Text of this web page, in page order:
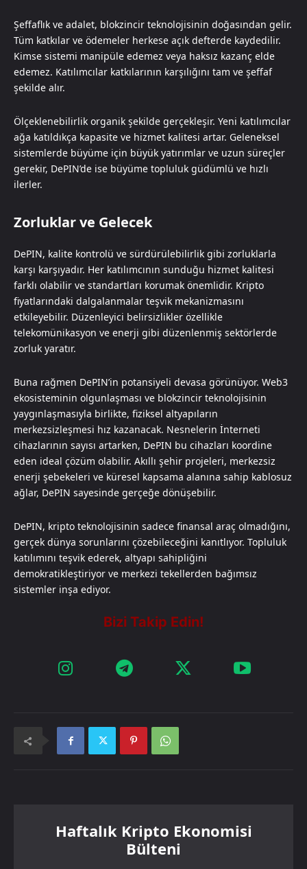
Şeffaflık ve adalet, blokzincir teknolojisinin doğasından gelir.
Tüm katkılar ve ödemeler herkese açık defterde kaydedilir.
Kimse sistemi manipüle edemez veya haksız kazanç elde
edemez. Katılımcılar katkılarının karşılığını tam ve şeffaf
şekilde alır.
Ölçeklenebilirlik organik şekilde gerçekleşir. Yeni katılımcılar
ağa katıldıkça kapasite ve hizmet kalitesi artar. Geleneksel
sistemlerde büyüme için büyük yatırımlar ve uzun süreçler
gerekir, DePIN’de ise büyüme topluluk güdümlü ve hızlı
ilerler.
Zorluklar ve Gelecek
DePIN, kalite kontrolü ve sürdürülebilirlik gibi zorluklarla
karşı karşıyadır. Her katılımcının sunduğu hizmet kalitesi
farklı olabilir ve standartları korumak önemlidir. Kripto
fiyatlarındaki dalgalanmalar teşvik mekanizmasını
etkileyebilir. Düzenleyici belirsizlikler özellikle
telekomünikasyon ve enerji gibi düzenlenmiş sektörlerde
zorluk yaratır.
Buna rağmen DePIN’in potansiyeli devasa görünüyor. Web3
ekosisteminin olgunlaşması ve blokzincir teknolojisinin
yaygınlaşmasıyla birlikte, fiziksel altyapıların
merkezsizleşmesi hız kazanacak. Nesnelerin İnterneti
cihazlarının sayısı artarken, DePIN bu cihazları koordine
eden ideal çözüm olabilir. Akıllı şehir projeleri, merkezsiz
enerji şebekeleri ve küresel kapsama alanına sahip kablosuz
ağlar, DePIN sayesinde gerçeğe dönüşebilir.
DePIN, kripto teknolojisinin sadece finansal araç olmadığını,
gerçek dünya sorunlarını çözebileceğini kanıtlıyor. Topluluk
katılımını teşvik ederek, altyapı sahipliğini
demokratikleştiriyor ve merkezi tekellerden bağımsız
sistemler inşa ediyor.
Haftalık Kripto Ekonomisi
Bülteni